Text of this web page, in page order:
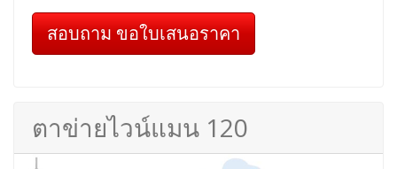
สอบถาม ขอใบเสนอราคา
ตาข่ายไวน์แมน 120